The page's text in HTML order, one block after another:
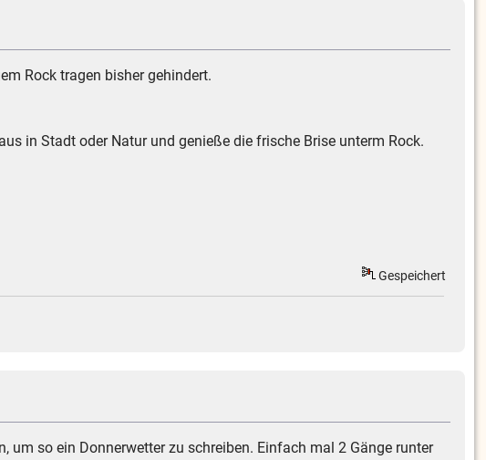
Rock tragen bisher gehindert.
in Stadt oder Natur und genieße die frische Brise unterm Rock.
Gespeichert
so ein Donnerwetter zu schreiben. Einfach mal 2 Gänge runter